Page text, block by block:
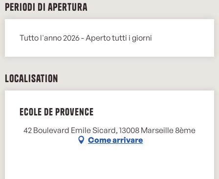
Periodi di apertura
Tutto l'anno 2026 - Aperto tutti i giorni
Localisation
Ecole de Provence
42 Boulevard Emile Sicard, 13008 Marseille 8ème
Come arrivare